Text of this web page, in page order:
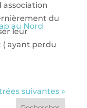
association
du
leur
( ayant perdu
suivantes »